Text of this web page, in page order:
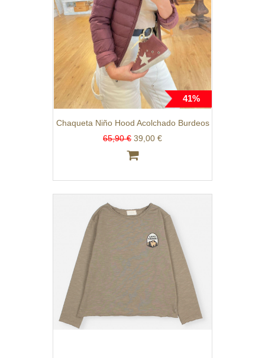
41%
Chaqueta Niño Hood Acolchado Burdeos
65,90 € 39,00 €